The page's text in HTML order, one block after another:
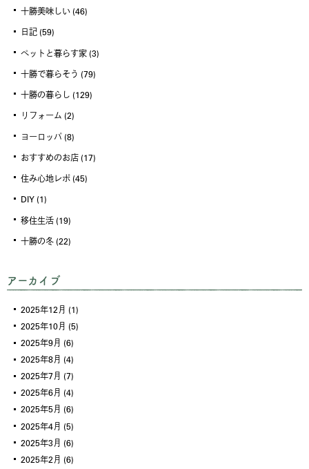
十勝美味しい (46)
日記 (59)
ペットと暮らす家 (3)
十勝で暮らそう (79)
十勝の暮らし (129)
リフォーム (2)
ヨーロッパ (8)
おすすめのお店 (17)
住み心地レポ (45)
DIY (1)
移住生活 (19)
十勝の冬 (22)
アーカイブ
2025年12月 (1)
2025年10月 (5)
2025年9月 (6)
2025年8月 (4)
2025年7月 (7)
2025年6月 (4)
2025年5月 (6)
2025年4月 (5)
2025年3月 (6)
2025年2月 (6)